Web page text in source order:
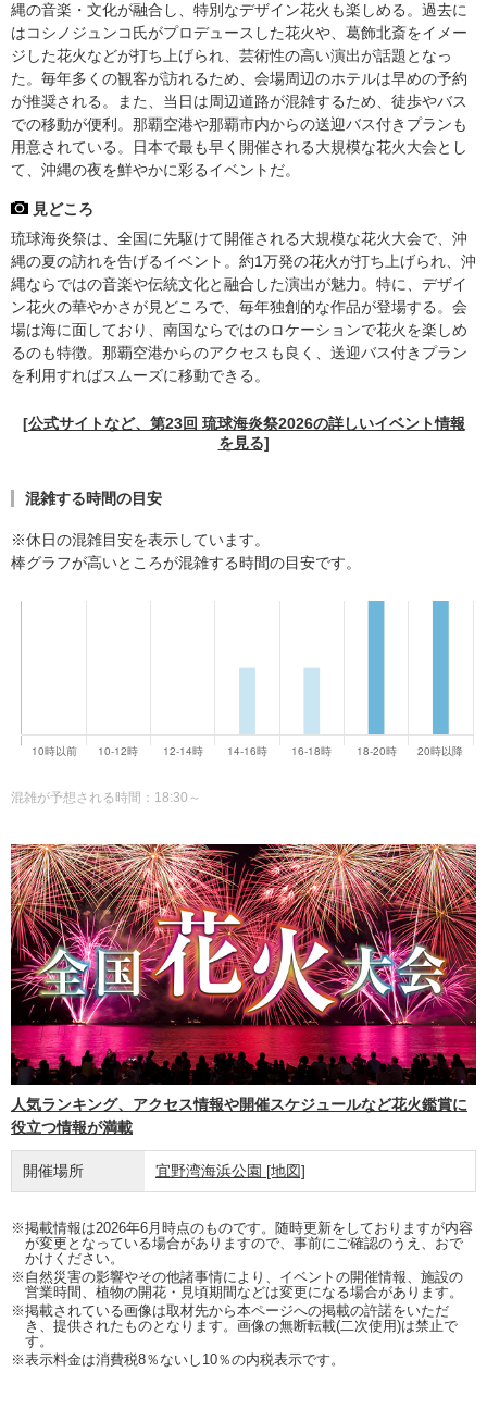
縄の音楽・文化が融合し、特別なデザイン花火も楽しめる。過去に
はコシノジュンコ氏がプロデュースした花火や、葛飾北斎をイメー
ジした花火などが打ち上げられ、芸術性の高い演出が話題となっ
た。毎年多くの観客が訪れるため、会場周辺のホテルは早めの予約
が推奨される。また、当日は周辺道路が混雑するため、徒歩やバス
での移動が便利。那覇空港や那覇市内からの送迎バス付きプランも
用意されている。日本で最も早く開催される大規模な花火大会とし
て、沖縄の夜を鮮やかに彩るイベントだ。
見どころ
琉球海炎祭は、全国に先駆けて開催される大規模な花火大会で、沖
縄の夏の訪れを告げるイベント。約1万発の花火が打ち上げられ、沖
縄ならではの音楽や伝統文化と融合した演出が魅力。特に、デザイ
ン花火の華やかさが見どころで、毎年独創的な作品が登場する。会
場は海に面しており、南国ならではのロケーションで花火を楽しめ
るのも特徴。那覇空港からのアクセスも良く、送迎バス付きプラン
を利用すればスムーズに移動できる。
[公式サイトなど、第23回 琉球海炎祭2026の詳しいイベント情報
を見る]
混雑する時間の目安
※休日の混雑目安を表示しています。
棒グラフが高いところが混雑する時間の目安です。
混雑が予想される時間：18:30～
人気ランキング、アクセス情報や開催スケジュールなど花火鑑賞に
役立つ情報が満載
開催場所 宜野湾海浜公園 [地図]
※掲載情報は2026年6月時点のものです。随時更新をしておりますが内容
が変更となっている場合がありますので、事前にご確認のうえ、おで
かけください。
※自然災害の影響やその他諸事情により、イベントの開催情報、施設の
営業時間、植物の開花・見頃期間などは変更になる場合があります。
※掲載されている画像は取材先から本ページへの掲載の許諾をいただ
き、提供されたものとなります。画像の無断転載(二次使用)は禁止で
す。
※表示料金は消費税8％ないし10％の内税表示です。